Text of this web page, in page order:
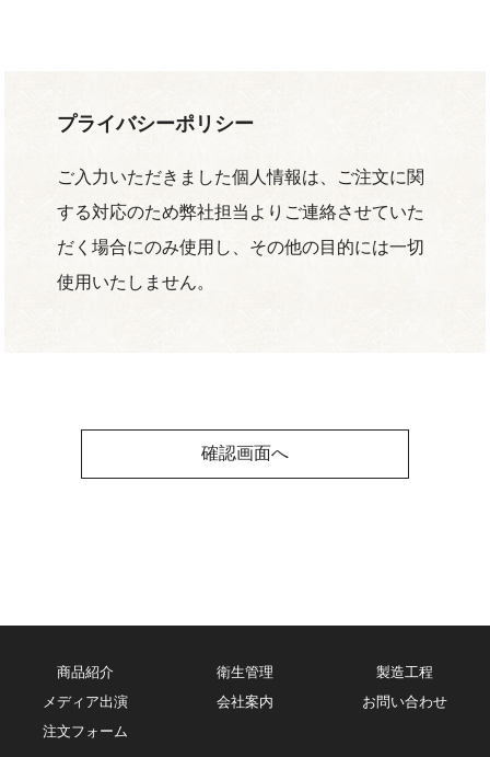
プライバシーポリシー
ご入力いただきました個人情報は、ご注文に関
する対応のため弊社担当よりご連絡させていた
だく場合にのみ使用し、その他の目的には一切
使用いたしません。
商品紹介 衛生管理
製造工程
メディア出演
会社案内
お問い合わせ
注文フォーム